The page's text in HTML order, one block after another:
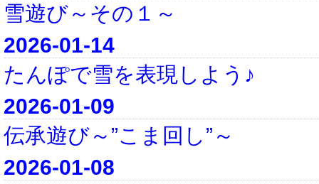
雪遊び～その１～
2026-01-14
たんぽで雪を表現しよう♪
2026-01-09
伝承遊び～”こま回し”～
2026-01-08